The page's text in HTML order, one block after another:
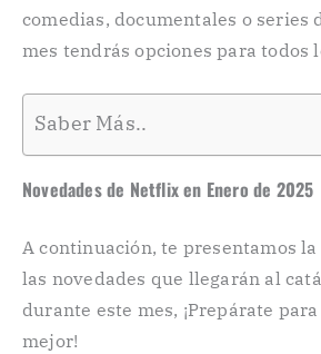
comedias, documentales o series
mes tendrás opciones para todos
Saber Más..
Novedades de Netflix en Enero de 2025
A continuación, te presentamos
las novedades que llegarán al
durante este mes, ¡Prepárate
mejor!